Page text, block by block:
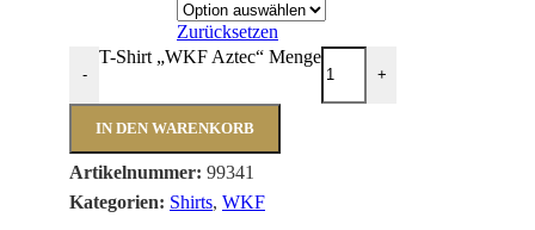
Zurücksetzen
-
T-Shirt „WKF Aztec“ Menge
+
IN DEN WARENKORB
Artikelnummer: 99341
Kategorien: Shirts, WKF